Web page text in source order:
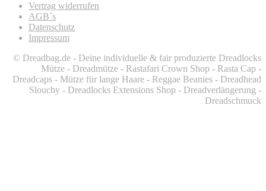
Vertrag widerrufen
AGB´s
Datenschutz
Impressum
© Dreadbag.de - Deine individuelle & fair produzierte Dreadlocks
Mütze - Dreadmütze - Rastafari Crown Shop - Rasta Cap -
Dreadcaps - Mütze für lange Haare - Reggae Beanies - Dreadhead
Slouchy - Dreadlocks Extensions Shop - Dreadverlängerung -
Dreadschmuck